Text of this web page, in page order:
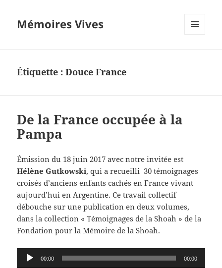
Mémoires Vives
Étiquette :Douce France
De la France occupée à la
Pampa
Émission du 18 juin 2017 avec notre invitée est
Hélène Gutkowski, qui a recueilli 30 témoignages
croisés d’anciens enfants cachés en France vivant
aujourd’hui en Argentine. Ce travail collectif
débouche sur une publication en deux volumes,
dans la collection « Témoignages de la Shoah » de la
Fondation pour la Mémoire de la Shoah.
Lecteur
audio
00:00 00:00